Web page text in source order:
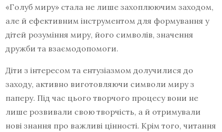
«Голуб миру» стала не лише захоплюючим заходом,
але й ефективним інструментом для формування у
дітей розуміння миру, його символів, значення
дружби та взаємодопомоги.
Діти з інтересом та ентузіазмом долучилися до
заходу, активно виготовляючи символи миру з
паперу. Під час цього творчого процесу вони не
лише розвивали свою творчість, а й отримували
нові знання про важливі цінності. Крім того, читання